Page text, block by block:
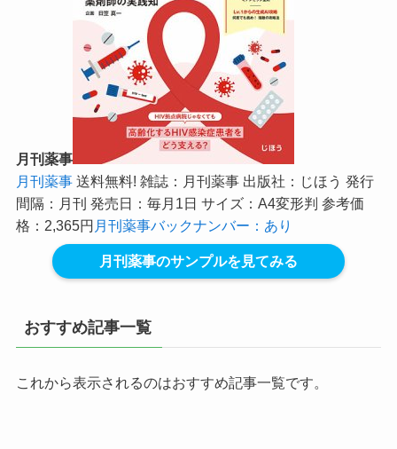
月刊薬事
月刊薬事送料無料! 雑誌：月刊薬事 出版社：じほう 発行
間隔：月刊 発売日：毎月1日 サイズ：A4変形判 参考価
格：2,365円 月刊薬事バックナンバー：あり
月刊薬事のサンプルを見てみる
おすすめ記事一覧
これから表示されるのはおすすめ記事一覧です。